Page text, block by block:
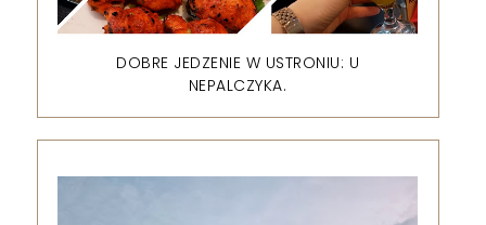
DOBRE JEDZENIE W USTRONIU: U
NEPALCZYKA.